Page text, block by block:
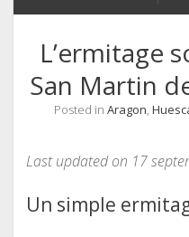
L’ermitage
San Martin
Posted in Aragon,
Last updated on 17
Un simple